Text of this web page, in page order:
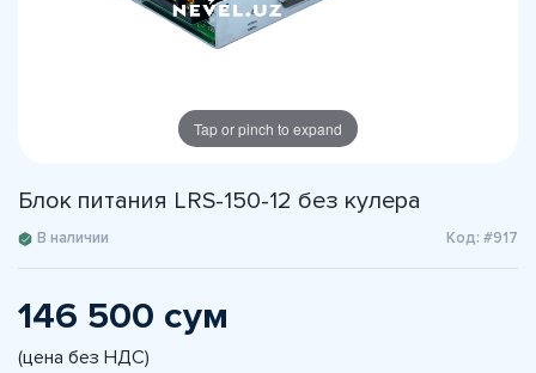
Tap or pinch to expand
Блок питания LRS-150-12 без кулера
В наличии Код: #917
146 500 сум
(цена без НДС)